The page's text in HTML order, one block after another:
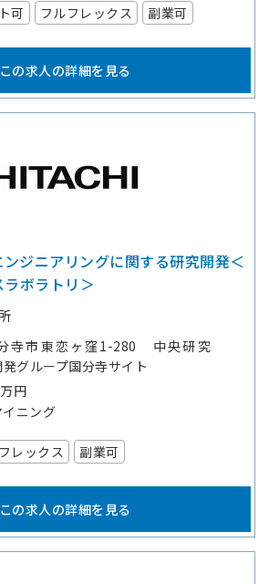
可 フルフレックス 副業可
この求人の詳細を見る
ジニアリングに関する研究開発＜
ボラトリ＞
寺市東恋ヶ窪1-280 中央研究
グループ国分寺サイト
万円
ニング
レックス 副業可
この求人の詳細を見る